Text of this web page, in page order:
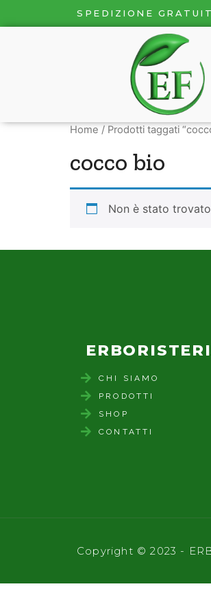
SPEDIZIONE
Home / Prodotti taggati
cocco bio
Non è stato
CHI SIAMO
PRODOTTI
SHOP
CONTATTI
Copyright © 2023 -